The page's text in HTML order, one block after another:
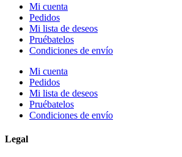
Mi cuenta
Pedidos
Mi lista de deseos
Pruébatelos
Condiciones de envío
Mi cuenta
Pedidos
Mi lista de deseos
Pruébatelos
Condiciones de envío
Legal